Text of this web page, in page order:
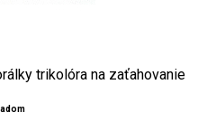
trikolóra na zaťahovanie